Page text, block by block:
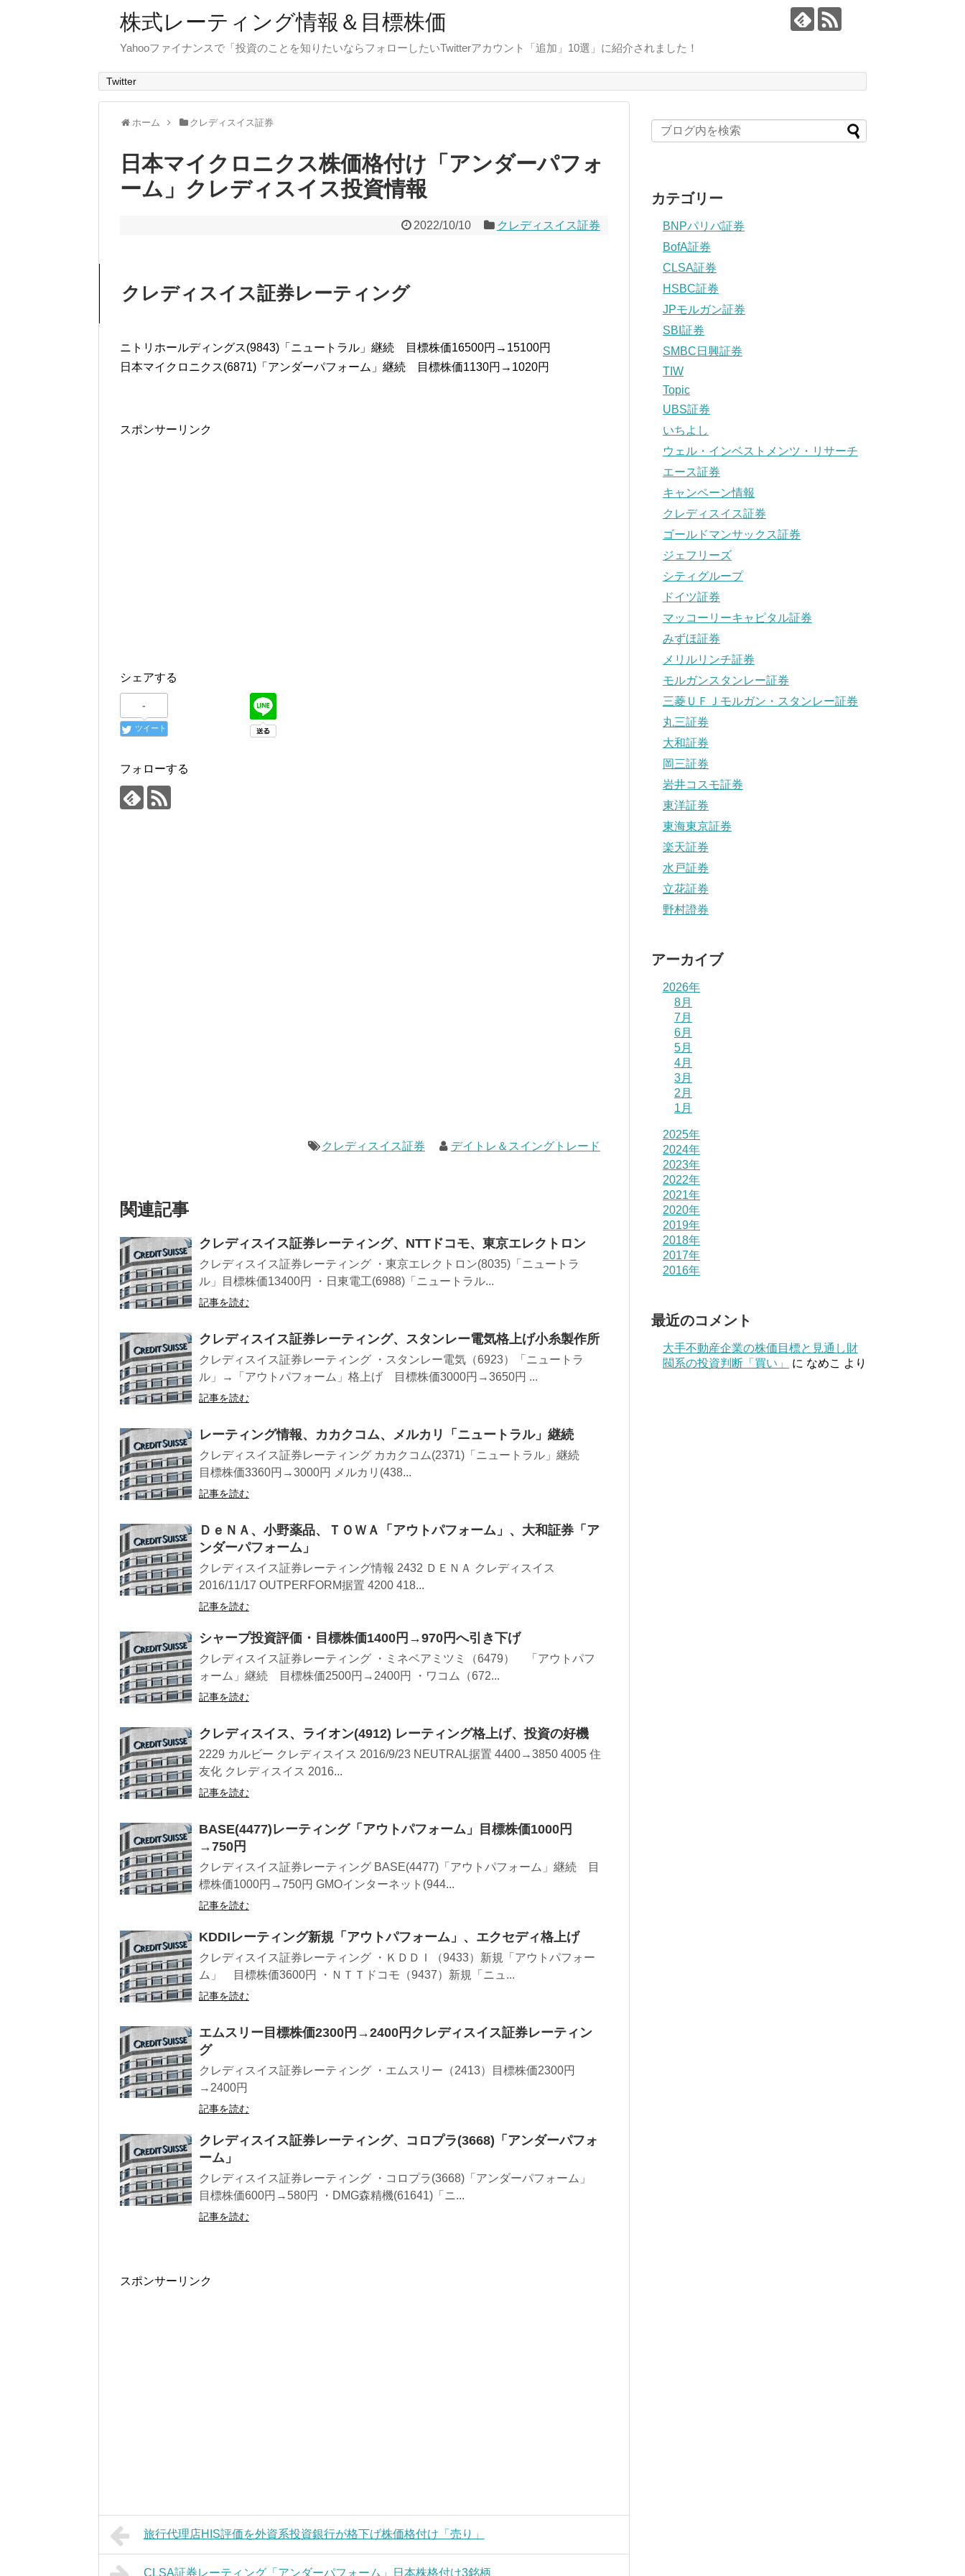
株式レーティング情報＆目標株価
Yahooファイナンスで「投資のことを知りたいならフォローしたいTwitterアカウント「追加」10選」に紹介されました！
Twitter
ホーム クレディスイス証券
日本マイクロニクス株価格付け「アンダーパフォ
ーム」クレディスイス投資情報
2022/10/10 クレディスイス証券
クレディスイス証券レーティング
ニトリホールディングス(9843)「ニュートラル」継続 目標株価16500円→15100円
日本マイクロニクス(6871)「アンダーパフォーム」継続 目標株価1130円→1020円
スポンサーリンク
シェアする
-
ツイート
フォローする
クレディスイス証券 デイトレ＆スイングトレード
関連記事
クレディスイス証券レーティング、NTTドコモ、東京エレクトロン
クレディスイス証券レーティング ・東京エレクトロン(8035)「ニュートラ
ル」目標株価13400円 ・日東電工(6988)「ニュートラル...
記事を読む
クレディスイス証券レーティング、スタンレー電気格上げ小糸製作所
クレディスイス証券レーティング ・スタンレー電気（6923）「ニュートラ
ル」→「アウトパフォーム」格上げ 目標株価3000円→3650円 ...
記事を読む
レーティング情報、カカクコム、メルカリ「ニュートラル」継続
クレディスイス証券レーティング カカクコム(2371)「ニュートラル」継続
目標株価3360円→3000円 メルカリ(438...
記事を読む
ＤｅＮＡ、小野薬品、ＴＯＷＡ「アウトパフォーム」、大和証券「ア
ンダーパフォーム」
クレディスイス証券レーティング情報 2432 ＤＥＮＡ クレディスイス
2016/11/17 OUTPERFORM据置 4200 418...
記事を読む
シャープ投資評価・目標株価1400円→970円へ引き下げ
クレディスイス証券レーティング ・ミネベアミツミ（6479） 「アウトパフ
ォーム」継続 目標株価2500円→2400円 ・ワコム（672...
記事を読む
クレディスイス、ライオン(4912) レーティング格上げ、投資の好機
2229 カルビー クレディスイス 2016/9/23 NEUTRAL据置 4400→3850 4005 住
友化 クレディスイス 2016...
記事を読む
BASE(4477)レーティング「アウトパフォーム」目標株価1000円
→750円
クレディスイス証券レーティング BASE(4477)「アウトパフォーム」継続 目
標株価1000円→750円 GMOインターネット(944...
記事を読む
KDDIレーティング新規「アウトパフォーム」、エクセディ格上げ
クレディスイス証券レーティング ・ＫＤＤＩ（9433）新規「アウトパフォー
ム」 目標株価3600円 ・ＮＴＴドコモ（9437）新規「ニュ...
記事を読む
エムスリー目標株価2300円→2400円クレディスイス証券レーティン
グ
クレディスイス証券レーティング ・エムスリー（2413）目標株価2300円
→2400円
記事を読む
クレディスイス証券レーティング、コロプラ(3668)「アンダーパフォ
ーム」
クレディスイス証券レーティング ・コロプラ(3668)「アンダーパフォーム」
目標株価600円→580円 ・DMG森精機(61641)「ニ...
記事を読む
スポンサーリンク
旅行代理店HIS評価を外資系投資銀行が格下げ株価格付け「売り」
CLSA証券レーティング「アンダーパフォーム」日本株格付け3銘柄
カテゴリー
BNPパリバ証券
BofA証券
CLSA証券
HSBC証券
JPモルガン証券
SBI証券
SMBC日興証券
TIW
Topic
UBS証券
いちよし
ウェル・インベストメンツ・リサーチ
エース証券
キャンペーン情報
クレディスイス証券
ゴールドマンサックス証券
ジェフリーズ
シティグループ
ドイツ証券
マッコーリーキャピタル証券
みずほ証券
メリルリンチ証券
モルガンスタンレー証券
三菱ＵＦＪモルガン・スタンレー証券
丸三証券
大和証券
岡三証券
岩井コスモ証券
東洋証券
東海東京証券
楽天証券
水戸証券
立花証券
野村證券
アーカイブ
2026年
8月
7月
6月
5月
4月
3月
2月
1月
2025年
2024年
2023年
2022年
2021年
2020年
2019年
2018年
2017年
2016年
最近のコメント
大手不動産企業の株価目標と見通し財
閥系の投資判断「買い」
に なめこ より